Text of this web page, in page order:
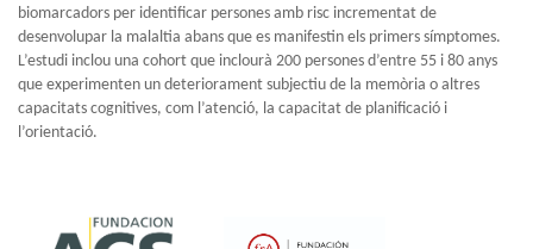
biomarcadors per identificar persones amb risc incrementat de
desenvolupar la malaltia abans que es manifestin els primers símptomes.
L’estudi inclou una cohort que inclourà 200 persones d’entre 55 i 80 anys
que experimenten un deteriorament subjectiu de la memòria o altres
capacitats cognitives, com l’atenció, la capacitat de planificació i
l’orientació.